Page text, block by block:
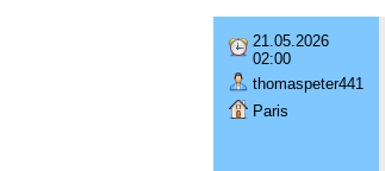
21.05.2026
02:00
thomaspeter441
Paris